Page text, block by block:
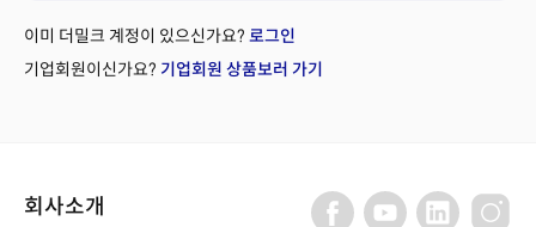
이미 더밀크 계정이 있으신가요? 로그인
기업회원이신가요? 기업회원 상품보러 가기
회사소개